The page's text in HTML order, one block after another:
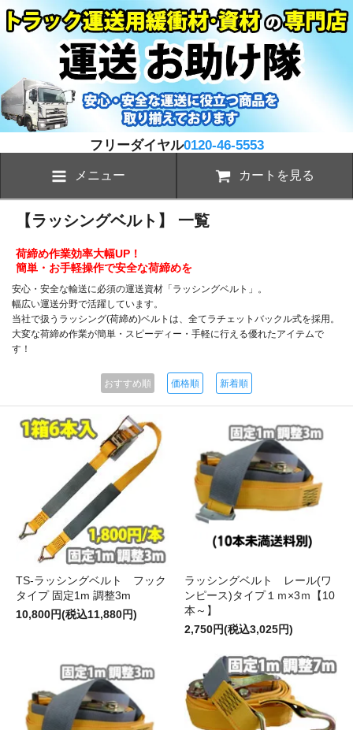
フリーダイヤル0120-46-5553
メニュー カートを見る
【ラッシングベルト】 一覧
荷締め作業効率大幅UP！
簡単・お手軽操作で安全な荷締めを
安心・安全な輸送に必須の運送資材「ラッシングベルト」。
幅広い運送分野で活躍しています。
当社で扱うラッシング(荷締め)ベルトは、全てラチェットバックル式を採用。
大変な荷締め作業が簡単・スピーディー・手軽に行える優れたアイテムで
す！
おすすめ順 価格順 新着順
TS-ラッシングベルト フック
タイプ 固定1m 調整3m
10,800円(税込11,880円)
ラッシングベルト レール(ワ
ンピース)タイプ１ｍ×3ｍ【10
本～】
2,750円(税込3,025円)